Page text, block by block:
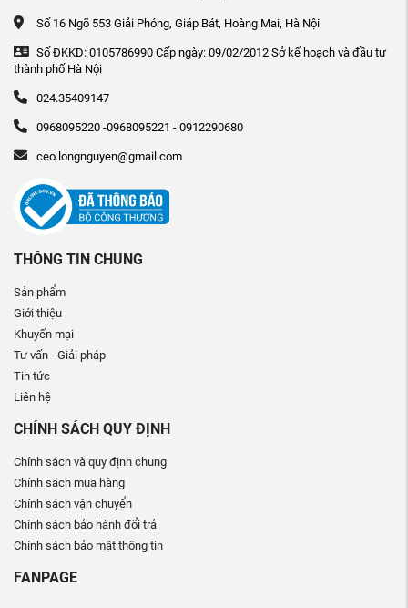
Số 16 Ngõ 553 Giải Phóng, Giáp Bát, Hoàng Mai, Hà Nội
Số ĐKKD: 0105786990 Cấp ngày: 09/02/2012 Sở kế hoạch và đầu tư
thành phố Hà Nội
024.35409147
0968095220 -0968095221 - 0912290680
ceo.longnguyen@gmail.com
THÔNG TIN CHUNG
Sản phẩm
Giới thiệu
Khuyến mại
Tư vấn - Giải pháp
Tin tức
Liên hệ
CHÍNH SÁCH QUY ĐỊNH
Chính sách và quy định chung
Chính sách mua hàng
Chính sách vận chuyển
Chính sách bảo hành đổi trả
Chính sách bảo mật thông tin
FANPAGE